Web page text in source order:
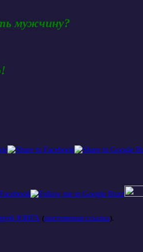
мужчину?
ЮНГА (постоянная ссылка).